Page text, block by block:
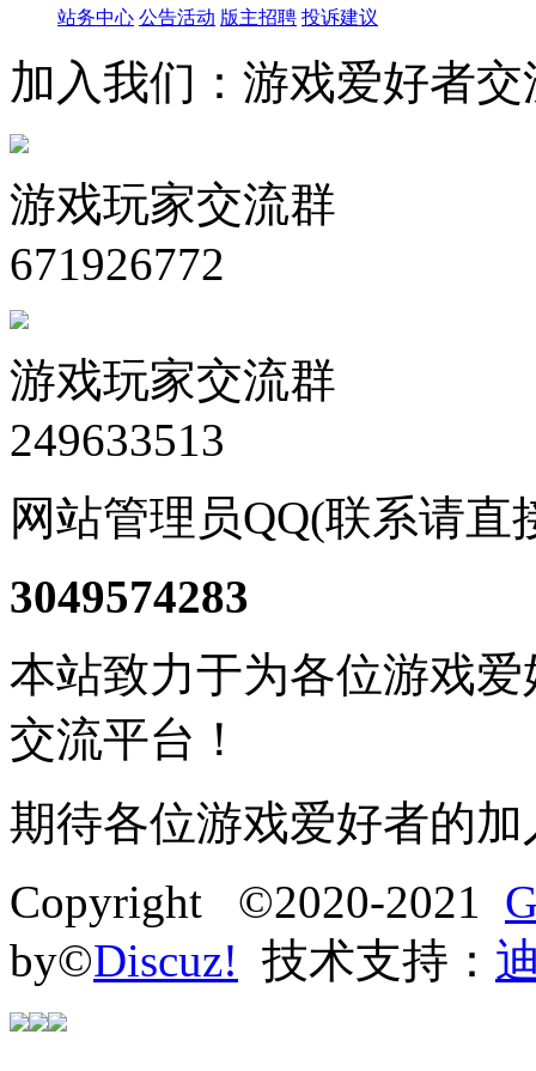
站务中心 公告活动 版主招聘 投诉建议
加入我们：游戏爱好者交
游戏玩家交流群
671926772
游戏玩家交流群
249633513
网站管理员QQ(联系请直
3049574283
本站致力于为各位游戏
交流平台！
期待各位游戏爱好者的加
Copyright ©2020-2021
by©Discuz! 技术支持：